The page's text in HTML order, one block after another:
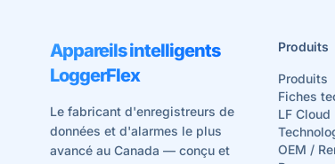
Appareils intelligents
LoggerFlex
Le fabricant d'enregistreurs de
données et d'alarmes le plus
avancé au Canada — conçu et
Produits
Produits
Fiches
LF Cloud
OEM /